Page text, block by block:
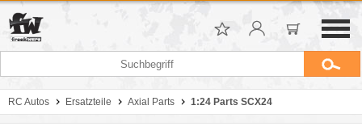
RC Autos Ersatzteile Axial Parts 1:24 Parts SCX24